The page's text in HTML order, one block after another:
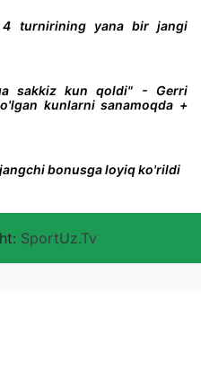
4 turnirining yana bir jangi
sakkiz kun qoldi" - Gerri
kunlarni sanamoqda +
bonusga loyiq ko'rildi
SportUz.Tv